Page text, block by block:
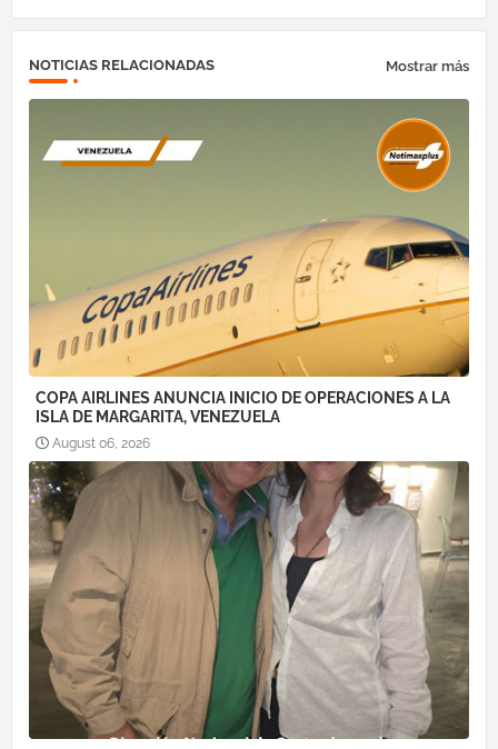
NOTICIAS RELACIONADAS Mostrar más
COPA AIRLINES ANUNCIA INICIO DE OPERACIONES A LA
ISLA DE MARGARITA, VENEZUELA
August 06, 2026